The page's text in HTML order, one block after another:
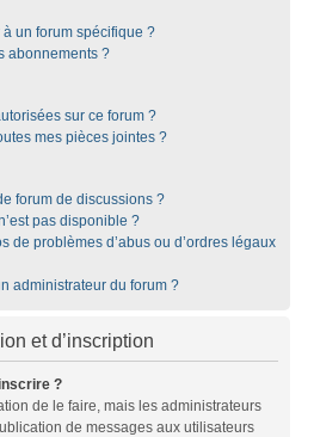
un forum spécifique ?
abonnements ?
sur ce forum ?
mes pièces jointes ?
forum de discussions ?
pas disponible ?
de problèmes d’abus ou d’ordres légaux
administrateur du forum ?
et d’inscription
?
de le faire, mais les administrateurs
de messages aux utilisateurs